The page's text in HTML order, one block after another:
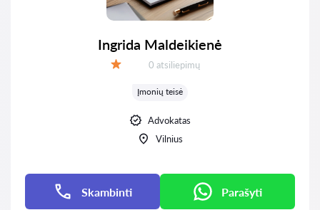
Ingrida Maldeikienė
Atsiliepimų:
0 atsiliepimų
Įmonių teisė
Advokatas
Vilnius
Skambinti Parašyti